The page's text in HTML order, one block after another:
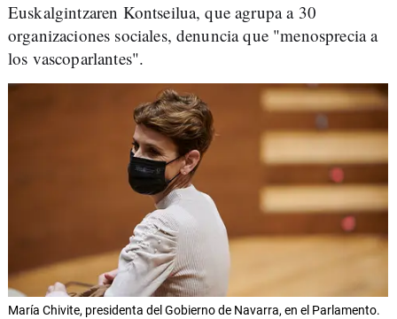
Euskalgintzaren Kontseilua, que agrupa a 30
organizaciones sociales, denuncia que "menosprecia a
los vascoparlantes".
María Chivite, presidenta del Gobierno de Navarra, en el Parlamento.